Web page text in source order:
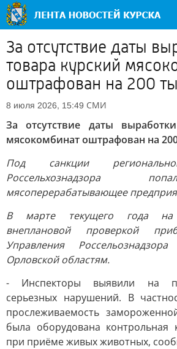
За отсутствие даты
товара курский
оштрафован на 200
8 июля 2026, 15:49 СМИ
За отсутствие даты
мясокомбинат оштрафован на
Под санкции
Россельхознадзора
мясоперерабатывающее
В марте текущего года на
внеплановой проверкой
Управления
Орловской областям.
- Инспекторы выявили на
серьезных нарушений. В
прослеживаемость
была оборудована контрольная
при приёме живых животных,